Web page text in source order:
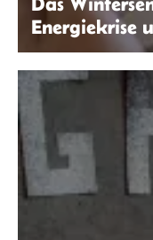
Energiekrise